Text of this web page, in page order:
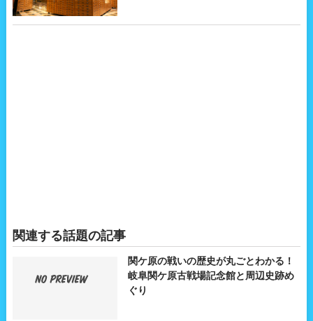
関連する話題の記事
関ケ原の戦いの歴史が丸ごとわかる！
岐阜関ケ原古戦場記念館と周辺史跡め
ぐり